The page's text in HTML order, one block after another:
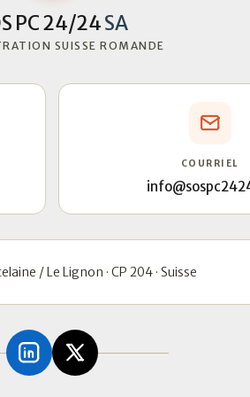
PC 24/24SA
SUISSE ROMANDE
COURRIEL
/ Le Lignon · CP 204 · Suisse